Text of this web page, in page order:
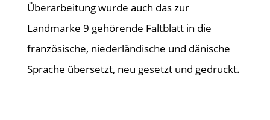
Überarbeitung wurde auch das zur
Landmarke 9 gehörende Faltblatt in die
französische, niederländische und dänische
Sprache übersetzt, neu gesetzt und gedruckt.